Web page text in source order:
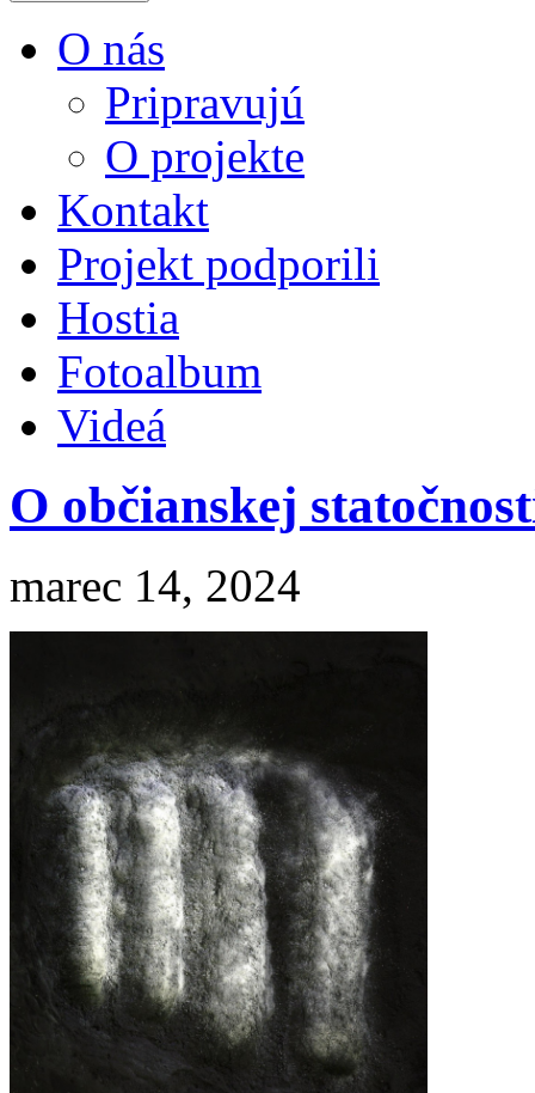
O nás
Pripravujú
O projekte
Kontakt
Projekt podporili
Hostia
Fotoalbum
Videá
O občianskej
marec 14, 2024